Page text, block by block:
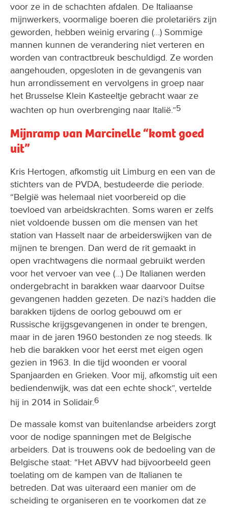
voor ze in de schachten afdalen. De Italiaanse
mijnwerkers, voormalige boeren die proletariërs zijn
geworden, hebben weinig ervaring (…) Sommige
mannen kunnen de verandering niet verteren en
worden van contractbreuk beschuldigd. Ze worden
aangehouden, opgesloten in de gevangenis van
hun arrondissement en vervolgens in groep naar
het Brusselse Klein Kasteeltje gebracht waar ze
wachten op hun overbrenging naar Italië.”5
Mijnramp van Marcinelle “komt goed
uit”
Kris Hertogen, afkomstig uit Limburg en een van de
stichters van de PVDA, bestudeerde die periode.
“België was helemaal niet voorbereid op die
toevloed van arbeidskrachten. Soms waren er zelfs
niet voldoende bussen om die mensen van het
station van Hasselt naar de arbeiderswijken van de
mijnen te brengen. Dan werd de rit gemaakt in
open vrachtwagens die normaal gebruikt werden
voor het vervoer van vee (…) De Italianen werden
ondergebracht in barakken waar daarvoor Duitse
gevangenen hadden gezeten. De nazi’s hadden die
barakken tijdens de oorlog gebouwd om er
Russische krijgsgevangenen in onder te brengen,
maar in de jaren 1960 bestonden ze nog steeds. Ik
heb die barakken voor het eerst met eigen ogen
gezien in 1963. In die tijd woonden er vooral
Spanjaarden en Grieken. Voor mij, afkomstig uit een
bediendenwijk, was dat een echte shock”, vertelde
hij in 2014 in Solidair.6
De massale komst van buitenlandse arbeiders zorgt
voor de nodige spanningen met de Belgische
arbeiders. Dat is trouwens ook de bedoeling van de
Belgische staat: “Het ABVV had bijvoorbeeld geen
toelating om de kampen van de Italianen te
betreden. Dat was uiteraard een manier om de
scheiding te organiseren en te voorkomen dat ze